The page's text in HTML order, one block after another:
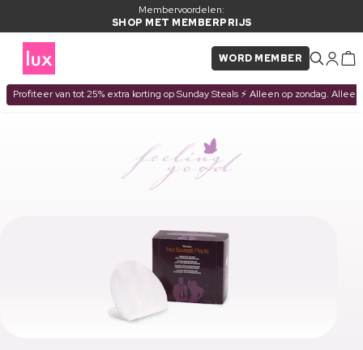
Membervoordelen:
SHOP MET MEMBERPRIJS
WORD MEMBER
Profiteer van tot 25% extra korting op Sunday Steals ⚡ Alleen op zondag.